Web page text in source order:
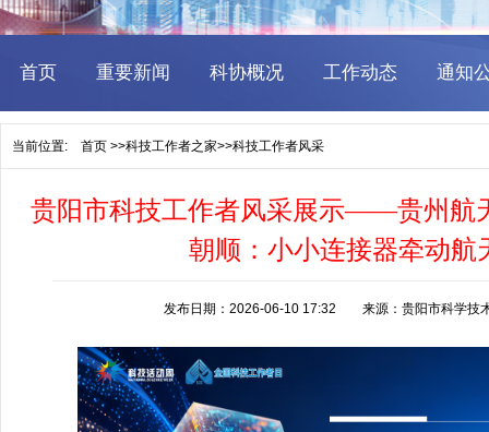
当前位置: 首页 >>科技工作者之家>>科技工作者风采
贵阳市科技工作者风采展示——贵州航
朝顺：小小连接器牵动航
发布日期：2026-06-10 17:32 来源：贵阳市科学